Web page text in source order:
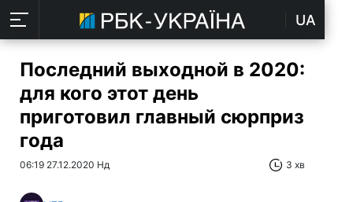
UA
Последний выходной в 2020:
для кого этот день
приготовил главный сюрприз
года
06:19 27.12.2020 Нд 3 хв